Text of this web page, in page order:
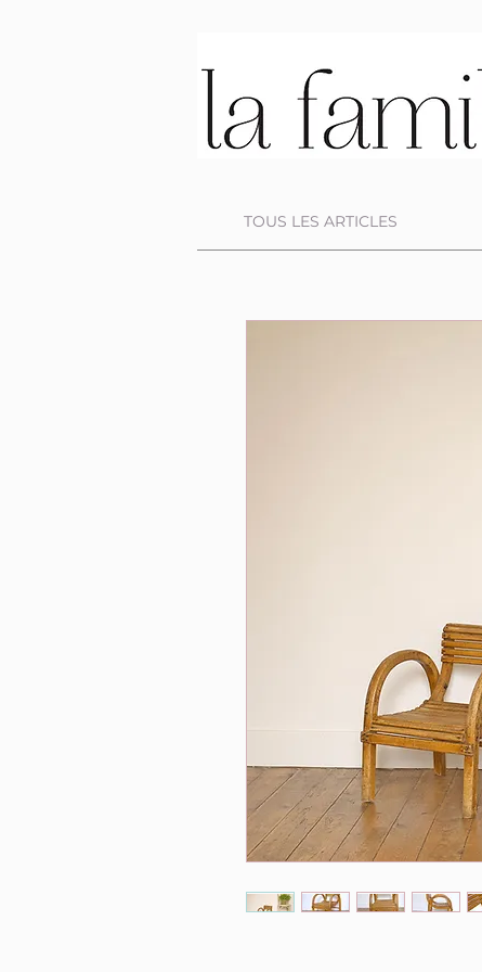
TOUS LES ARTICLES